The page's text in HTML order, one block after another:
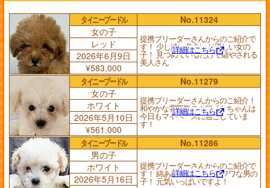
タイニープードル
No.11324
女の子
提携ブリーダーさんからのご紹介で
す！ 少し淡い色合いが優しい女の
子！ 見つめているだけで癒やされる
美人さん
詳細はこちら
レッド
2026年6月9日
¥583,000
タイニープードル
No.11279
女の子
提携ブリーダーさんからのご紹介！
和やかな雰囲気のホワイトちゃんは
今日もマイペースに過ごしていま
す！
詳細はこちら
ホワイト
2026年5月10日
¥561,000
タイニープードル
No.11286
男の子
提携ブリーダーさんからのご紹介で
す！ 綿あめみたいにフワフワな男の
子！ 元気いっぱいですよ！
詳細はこちら
ホワイト
2026年5月16日